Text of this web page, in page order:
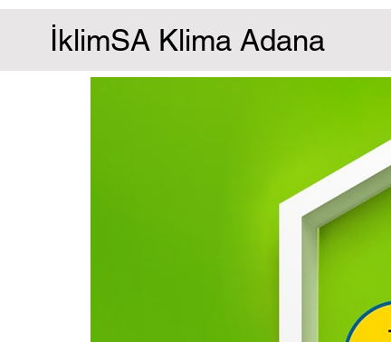
İklimSA Klima Adana